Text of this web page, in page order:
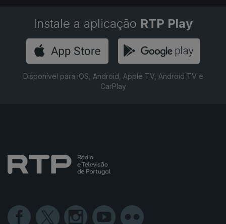
Instale a aplicação RTP Play
Disponível para iOS, Android, Apple TV, Android TV e
CarPlay